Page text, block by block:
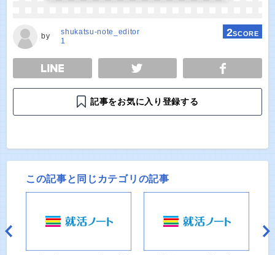
by
shukatsu-note_editor
1
2SCORE
TWEET
記事をお気に入り登録する
この記事と同じカテゴリの記事